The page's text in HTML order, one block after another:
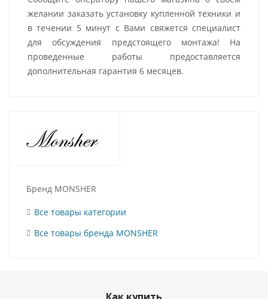
желании заказать установку купленной техники и
в течении 5 минут с Вами свяжется специалист
для обсуждения предстоящего монтажа! На
проведенные работы предоставляется
дополнительная гарантия 6 месяцев.
Бренд MONSHER
Все товары категории
Все товары бренда MONSHER